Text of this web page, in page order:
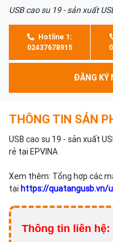
USB cao su 19 - sản xuất
Hotline 1:
02437678915
ĐĂNG KÝ
THÔNG TIN SẢN
USB cao su 19 - sản xuất
rẻ tại EPVINA
Xem thêm: Tổng hợp các
tại https://quatangusb.vn/
Thông tin liên hệ: